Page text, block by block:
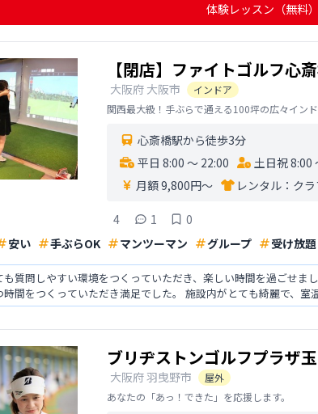
体験レッスン （無料）
【閉店】ファイトゴルフ心
大阪府 大阪市
インドア
関西最大級！手ぶらで通える100坪の広々イン
心斎橋駅から徒歩3分
平日 8:00 〜 22:00
土日祝 8:00
月額 9,800円〜
レンタル： ク
4 1
0
安い 手ぶらOK マンツーマン グループ 受け放題
も質問しやすい環境をつくっていただき、楽しい時間を過ごせ
時間をつくっていただき満足でした。 施設内がとても綺麗で、
きました。 身体の動きの癖にあわせた指導を
ブリヂストンゴルフプラザ
大阪府羽曳野市
屋外
あなたの「あっ！できた」を応援します。